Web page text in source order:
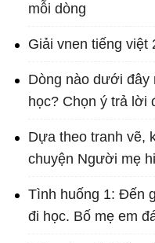
mỗi dòng
Giải vnen tiếng việt
Dòng nào dưới đây
học? Chọn ý trả lời
Dựa theo tranh vẽ,
chuyện Người mẹ
Tình huống 1: Đến
đi học. Bố mẹ em